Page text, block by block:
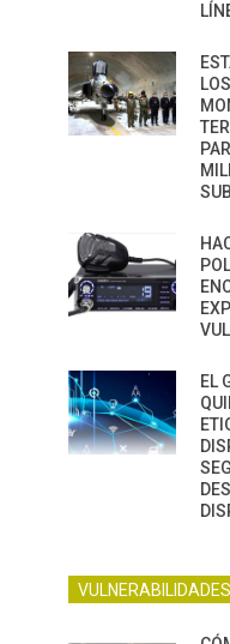
EL
VULNERABILIDADES